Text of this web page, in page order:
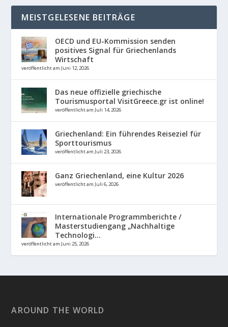
MEISTGELESENE BEITRÄGE
OECD und EU-Kommission senden
positives Signal für Griechenlands
Wirtschaft
veröffentlicht am Juni 12, 2026
Das neue offizielle griechische
Tourismusportal VisitGreece.gr ist online!
veröffentlicht am Juli 14, 2026
Griechenland: Ein führendes Reiseziel für
Sporttourismus
veröffentlicht am Juli 23, 2026
Ganz Griechenland, eine Kultur 2026
veröffentlicht am Juli 6, 2026
Internationale Programmberichte /
Masterstudiengang „Nachhaltige
Technologi...
veröffentlicht am Juni 25, 2026
AROUND THE WORLD